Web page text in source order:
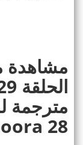
مترجمة
28